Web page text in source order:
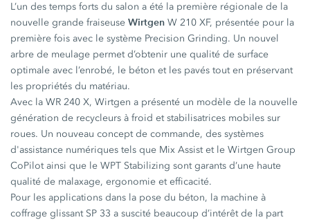
L’un des temps forts du salon a été la première régionale de la
nouvelle grande fraiseuseWirtgen W 210 XF, présentée pour la
première fois avec le système Precision Grinding. Un nouvel
arbre de meulage permet d’obtenir une qualité de surface
optimale avec l’enrobé, le béton et les pavés tout en préservant
les propriétés du matériau.
Avec la WR 240 X, Wirtgen a présenté un modèle de la nouvelle
génération de recycleurs à froid et stabilisatrices mobiles sur
roues. Un nouveau concept de commande, des systèmes
d'assistance numériques tels que Mix Assist et le Wirtgen Group
CoPilot ainsi que le WPT Stabilizing sont garants d’une haute
qualité de malaxage, ergonomie et efficacité.
Pour les applications dans la pose du béton, la machine à
coffrage glissant SP 33 a suscité beaucoup d’intérêt de la part